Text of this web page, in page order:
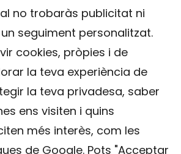
no trobaràs publicitat ni
seguiment personalitzat.
cookies, pròpies i de
la teva experiència de
la teva privadesa, saber
ens visiten i quins
més interès, com les
de Google. Pots "Acceptar